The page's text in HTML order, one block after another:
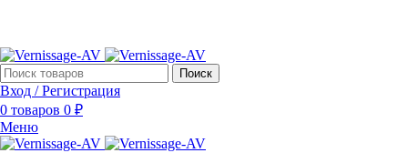
Поиск
Вход / Регистрация
0 товаров 0 ₽
Меню